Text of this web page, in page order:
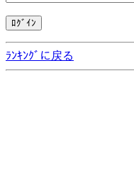
ﾗﾝｷﾝｸﾞに戻る